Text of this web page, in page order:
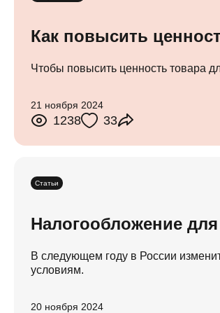
Как повысить
Чтобы повысить ценность товара
21 ноября 2024
1238 33
Статьи
Налогообложение
В следующем году в России
условиям.
20 ноября 2024